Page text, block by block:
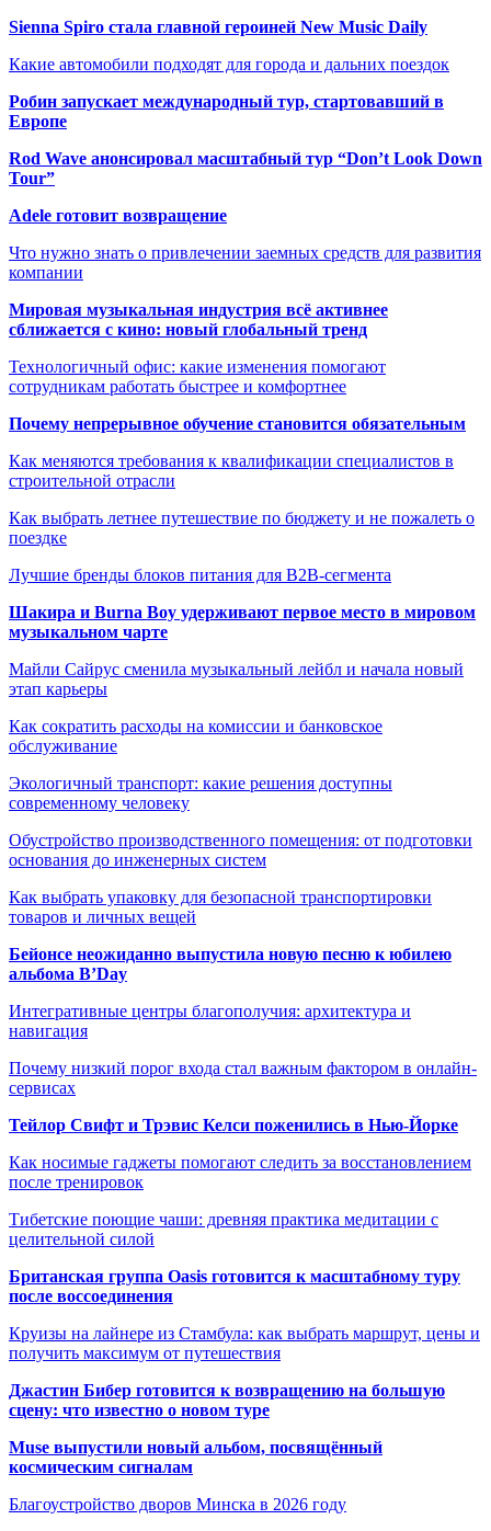
Sienna Spiro стала главной героиней New Music Daily
Какие автомобили подходят для города и дальних поездок
Робин запускает международный тур, стартовавший в
Европе
Rod Wave анонсировал масштабный тур “Don’t Look Down
Tour”
Adele готовит возвращение
Что нужно знать о привлечении заемных средств для развития
компании
Мировая музыкальная индустрия всё активнее
сближается с кино: новый глобальный тренд
Технологичный офис: какие изменения помогают
сотрудникам работать быстрее и комфортнее
Почему непрерывное обучение становится обязательным
Как меняются требования к квалификации специалистов в
строительной отрасли
Как выбрать летнее путешествие по бюджету и не пожалеть о
поездке
Лучшие бренды блоков питания для B2B-сегмента
Шакира и Burna Boy удерживают первое место в мировом
музыкальном чарте
Майли Сайрус сменила музыкальный лейбл и начала новый
этап карьеры
Как сократить расходы на комиссии и банковское
обслуживание
Экологичный транспорт: какие решения доступны
современному человеку
Обустройство производственного помещения: от подготовки
основания до инженерных систем
Как выбрать упаковку для безопасной транспортировки
товаров и личных вещей
Бейонсе неожиданно выпустила новую песню к юбилею
альбома B’Day
Интегративные центры благополучия: архитектура и
навигация
Почему низкий порог входа стал важным фактором в онлайн-
сервисах
Тейлор Свифт и Трэвис Келси поженились в Нью-Йорке
Как носимые гаджеты помогают следить за восстановлением
после тренировок
Тибетские поющие чаши: древняя практика медитации с
целительной силой
Британская группа Oasis готовится к масштабному туру
после воссоединения
Круизы на лайнере из Стамбула: как выбрать маршрут, цены и
получить максимум от путешествия
Джастин Бибер готовится к возвращению на большую
сцену: что известно о новом туре
Muse выпустили новый альбом, посвящённый
космическим сигналам
Благоустройство дворов Минска в 2026 году